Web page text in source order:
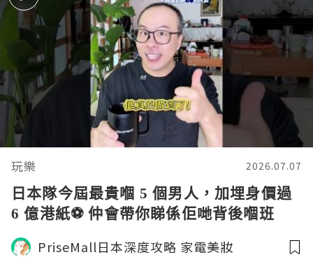
玩樂 2026.07.07
日本隊今屆最貴嗰 5 個男人，加埋身價過
6 億港紙⚽ 仲會帶你睇係佢哋背後嗰班
「更勁嘅她」。
PriseMall日本深度攻略 家電美妝